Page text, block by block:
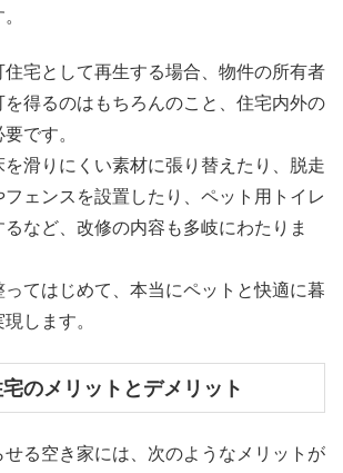
住宅として再生する場合、物件の所有者
得るのはもちろんのこと、住宅内外の
です。
滑りにくい素材に張り替えたり、脱走
フェンスを設置したり、ペット用トイレ
など、改修の内容も多岐にわたりま
ってはじめて、本当にペットと快適に暮
します。
のメリットとデメリット
る空き家には、次のようなメリットが